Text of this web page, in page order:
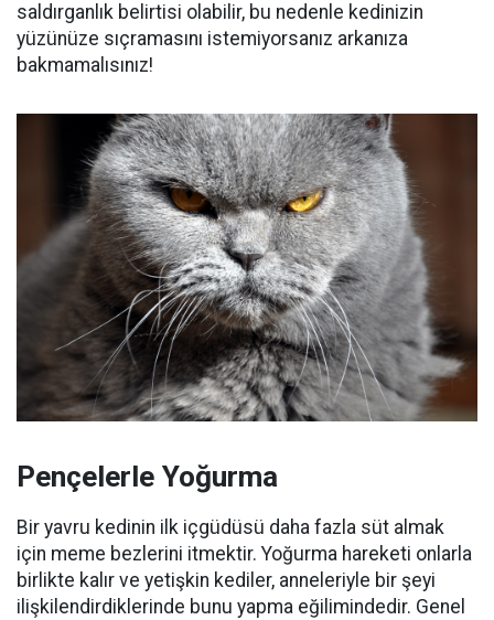
saldırganlık belirtisi olabilir, bu nedenle kedinizin
yüzünüze sıçramasını istemiyorsanız arkanıza
bakmamalısınız!
Pençelerle Yoğurma
Bir yavru kedinin ilk içgüdüsü daha fazla süt almak
için meme bezlerini itmektir. Yoğurma hareketi onlarla
birlikte kalır ve yetişkin kediler, anneleriyle bir şeyi
ilişkilendirdiklerinde bunu yapma eğilimindedir. Genel